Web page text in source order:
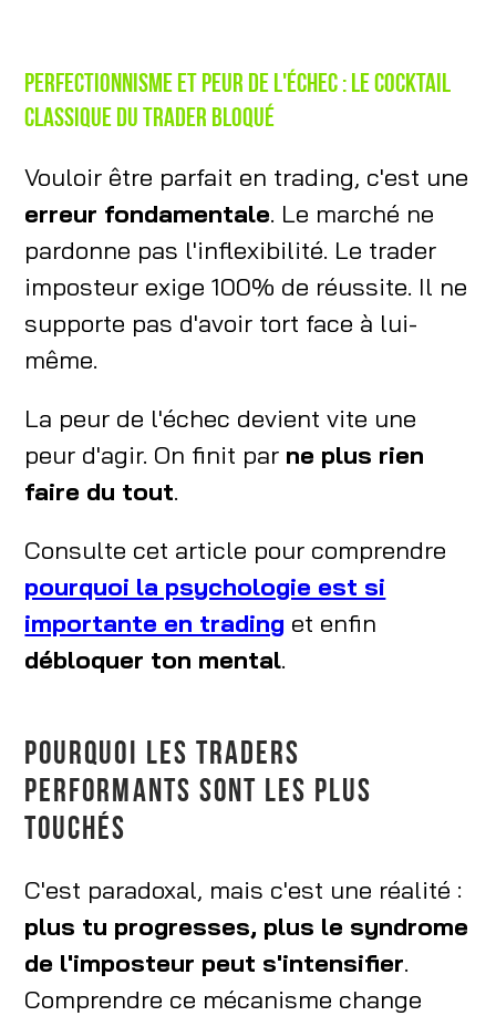
Perfectionnisme et peur de l'échec : le cocktail
classique du trader bloqué
Vouloir être parfait en trading, c'est une
erreur fondamentale. Le marché ne
pardonne pas l'inflexibilité. Le trader
imposteur exige 100% de réussite. Il ne
supporte pas d'avoir tort face à lui-
même.
La peur de l'échec devient vite une
peur d'agir. On finit par ne plus rien
faire du tout.
Consulte cet article pour comprendre
pourquoi la psychologie est si
importante en trading et enfin
débloquer ton mental.
POURQUOI LES TRADERS
PERFORMANTS SONT LES PLUS
TOUCHÉS
C'est paradoxal, mais c'est une réalité :
plus tu progresses, plus le syndrome
de l'imposteur peut s'intensifier.
Comprendre ce mécanisme change